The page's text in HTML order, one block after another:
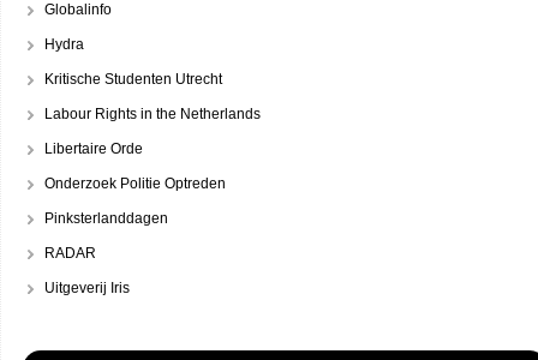
Globalinfo
Hydra
Kritische Studenten Utrecht
Labour Rights in the Netherlands
Libertaire Orde
Onderzoek Politie Optreden
Pinksterlanddagen
RADAR
Uitgeverij Iris